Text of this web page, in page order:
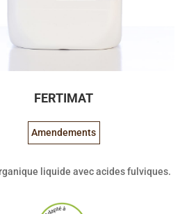
FERTIMAT
Amendements
liquide avec acides fulviques.